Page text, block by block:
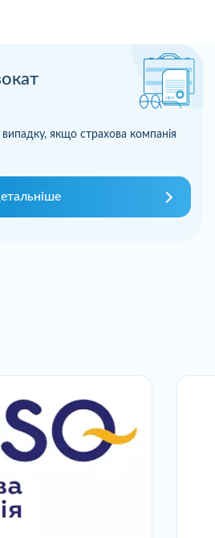
якщо страхова компанія